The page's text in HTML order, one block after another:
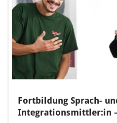
Fortbildung Sprach-
Integrationsmittler:in